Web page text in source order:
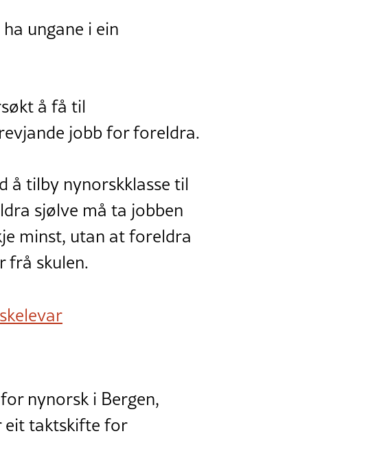
ungane i ein
å få til
jobb for foreldra.
å tilby nynorskklasse til
sjølve må ta jobben
minst, utan at foreldra
frå skulen.
nynorsk i Bergen,
eit taktskifte for